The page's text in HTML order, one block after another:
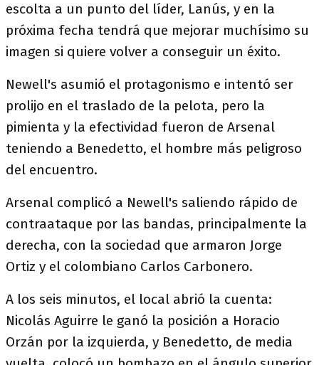
escolta a un punto del líder, Lanús, y en la
próxima fecha tendrá que mejorar muchísimo su
imagen si quiere volver a conseguir un éxito.
Newell's asumió el protagonismo e intentó ser
prolijo en el traslado de la pelota, pero la
pimienta y la efectividad fueron de Arsenal
teniendo a Benedetto, el hombre más peligroso
del encuentro.
Arsenal complicó a Newell's saliendo rápido de
contraataque por las bandas, principalmente la
derecha, con la sociedad que armaron Jorge
Ortiz y el colombiano Carlos Carbonero.
A los seis minutos, el local abrió la cuenta:
Nicolás Aguirre le ganó la posición a Horacio
Orzán por la izquierda, y Benedetto, de media